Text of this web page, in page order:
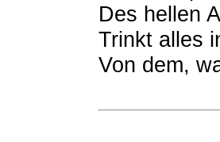
Des hellen
Trinkt alles
Von dem,